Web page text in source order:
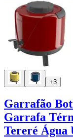
+3
Garrafão
Garrafa
Tereré Água